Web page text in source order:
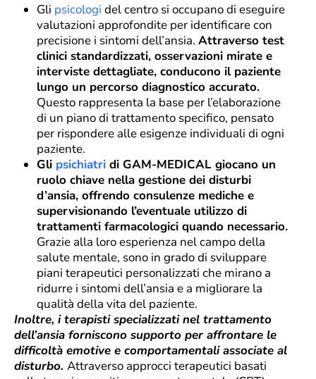
Gli psicologi del centro si occupano di eseguire
valutazioni approfondite per identificare con
precisione i sintomi dell’ansia. Attraverso test
clinici standardizzati, osservazioni mirate e
interviste dettagliate, conducono il paziente
lungo un percorso diagnostico accurato.
Questo rappresenta la base per l’elaborazione
di un piano di trattamento specifico, pensato
per rispondere alle esigenze individuali di ogni
paziente.
Gli psichiatri di GAM-MEDICAL giocano un
ruolo chiave nella gestione dei disturbi
d’ansia, offrendo consulenze mediche e
supervisionando l’eventuale utilizzo di
trattamenti farmacologici quando necessario.
Grazie alla loro esperienza nel campo della
salute mentale, sono in grado di sviluppare
piani terapeutici personalizzati che mirano a
ridurre i sintomi dell’ansia e a migliorare la
qualità della vita del paziente.
Inoltre, i terapisti specializzati nel trattamento
dell’ansia forniscono supporto per affrontare le
difficoltà emotive e comportamentali associate al
disturbo. Attraverso approcci terapeutici basati